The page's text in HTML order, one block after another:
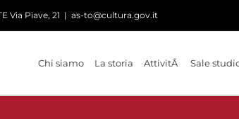
Via Piave, 21 | as-to@cultura.gov.it
Chi siamo La storia AttivitÃ Sale